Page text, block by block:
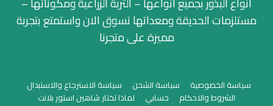
مستلزمات الحديقة ومعداتها تسوق الان واستمتع بتجربة
مميزة على متجرنا
سياسة الخصوصية سياسة الشحن
سياسة الاسترجاع والاستبدال
الشروط والاحكام
حسابي لماذا تختار شاهين استور بلانت